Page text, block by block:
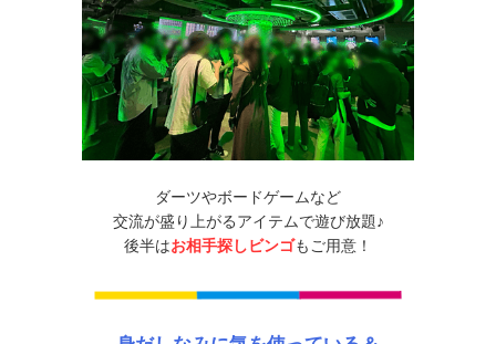
ダーツやボードゲームなど
交流が盛り上がるアイテムで遊び放題♪
後半はお相手探しビンゴもご用意！